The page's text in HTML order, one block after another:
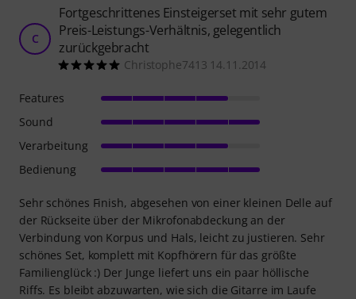
C
Fortgeschrittenes Einsteigerset mit sehr gutem
Preis-Leistungs-Verhältnis, gelegentlich
zurückgebracht
Christophe7413 14.11.2014
Sehr schönes Finish, abgesehen von einer kleinen Delle auf
der Rückseite über der Mikrofonabdeckung an der
Verbindung von Korpus und Hals, leicht zu justieren. Sehr
schönes Set, komplett mit Kopfhörern für das größte
Familienglück :) Der Junge liefert uns ein paar höllische
Riffs. Es bleibt abzuwarten, wie sich die Gitarre im Laufe
Features
Sound
Verarbeitung
Bedienung